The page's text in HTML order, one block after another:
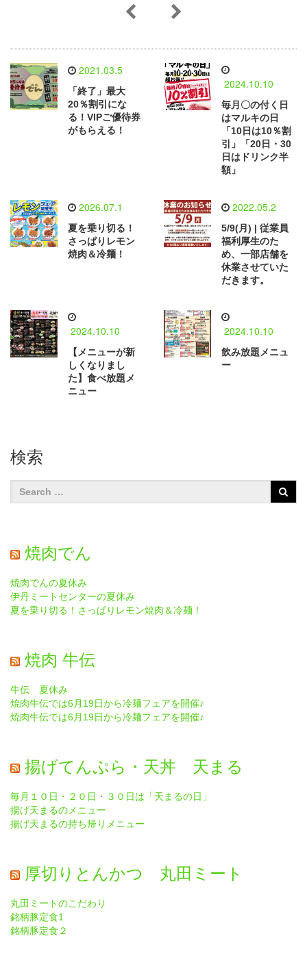
2021.03.5
「終了」最大
20％割引にな
る！VIPご優待券
がもらえる！
2024.10.10
毎月〇の付く日
はマルキの日
「10日は10％割
引」「20日・30
日はドリンク半
額」
2026.07.1
夏を乗り切る！
さっぱりレモン
焼肉＆冷麺！
2022.05.2
5/9(月) | 従業員
福利厚生のた
め、一部店舗を
休業させていた
だきます。
2024.10.10
【メニューが新
しくなりまし
た】食べ放題メ
ニュー
2024.10.10
飲み放題メニュ
ー
検索
焼肉でん
焼肉でんの夏休み
伊丹ミートセンターの夏休み
夏を乗り切る！さっぱりレモン焼肉＆冷麺！
焼肉 牛伝
牛伝 夏休み
焼肉牛伝では6月19日から冷麺フェアを開催♪
焼肉牛伝では6月19日から冷麺フェアを開催♪
揚げてんぷら・天丼 天まる
毎月１０日・２０日・３０日は「天まるの日」
揚げ天まるのメニュー
揚げ天まるの持ち帰りメニュー
厚切りとんかつ 丸田ミート
丸田ミートのこだわり
銘柄豚定食1
銘柄豚定食２